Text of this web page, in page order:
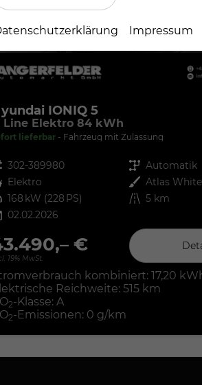
IONIQ 5
Line Elektro 84 kWh
lieferbar Fahrzeug mit Zulassung
302-389980 Getriebe Automatik
Elektro Außenfarbe Atlas White
168 kW (228 PS) Kilometerstand 5 km
02.02.2026
€
19% MwSt.
kombiniert: 17,20
Reichweite: 515 km
2-Klasse: A
2-Emissionen: 0 g/km
Impressum